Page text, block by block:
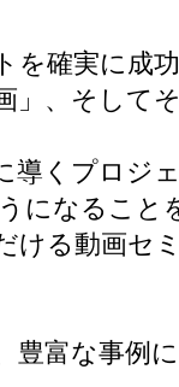
を確実に成
」、そして
導くプロジ
になること
ける動画セ
豊富な事例